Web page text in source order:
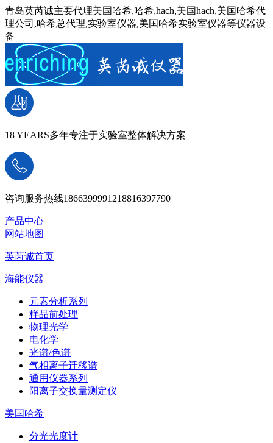
青岛英芮诚主要代理美国哈希,哈希,hach,美国hach,美国哈希代
理公司,哈希总代理,实验室仪器,美国哈希实验室仪器等仪器设
备
18 YEARS多年专注于实验室整体解决方案
咨询服务热线1866399991218816397790
产品中心
网站地图
英芮诚首页
海能仪器
元素分析系列
样品前处理
物理光学
电化学
光谱/色谱
气相离子迁移谱
通用仪器系列
阳离子交换量测定仪
美国哈希
分光光度计